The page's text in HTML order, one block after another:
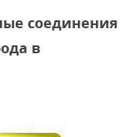
соединения
в